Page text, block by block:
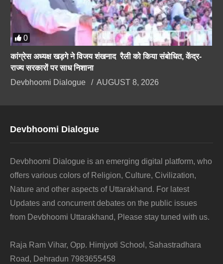
0
कांग्रेस अध्यक्ष खड़गे ने विजय शंखनाद रैली को किया संबोधित, केंद्र-
राज्य सरकारों पर साध निशाना
Devbhoomi Dialogue
AUGUST 8, 2026
Devbhoomi Dialogue
Devbhoomi Dialogue is an emerging digital platform, who
offers various colors of Religion, Culture, Civilization,
Nature and other aspects of Uttarakhand. For latest
Updates and concurrent debates on the public issues
from Devbhoomi Uttarakhand, Please stay tuned with us.
Raja Ram Vihar, Opp. Himjyoti School, Sahastradhara
Road, Dehradun 7983655458